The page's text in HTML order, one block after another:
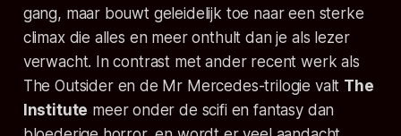
gang, maar bouwt geleidelijk toe naar een sterke
climax die alles en meer onthult dan je als lezer
verwacht. In contrast met ander recent werk als
The Outsideren de Mr Mercedes-trilogie valt The
Institute meer onder de scifi en fantasy dan